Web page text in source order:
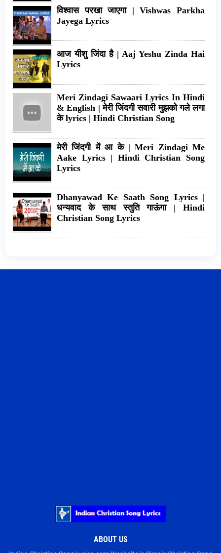
विश्वास परखा जाएगा | Vishwas Parkha
Jayega Lyrics
आज यीशु जिंदा है | Aaj Yeshu Zinda Hai
Lyrics
Meri Zindagi Sawaari Lyrics In Hindi
& English | मेरी जिंदगी सवारी मुझको गले लगा
के lyrics | Hindi Christian Song
मेरी जिंदगी में आ के | Meri Zindagi Me
Aake Lyrics | Hindi Christian Song
Lyrics
Dhanyawad Ke Saath Song Lyrics |
धन्यवाद के साथ स्तुति गाऊंगा | Hindi
Christian Song Lyrics
ABOUT US